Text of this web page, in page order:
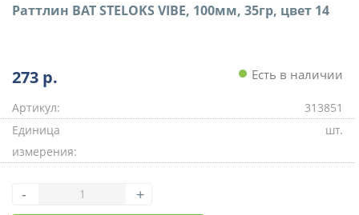
Раттлин BAT STELOKS VIBE, 100мм, 35гр, цвет 14
273 р. Есть в наличии
Артикул:
313851
Единица
измерения:
шт.
- +